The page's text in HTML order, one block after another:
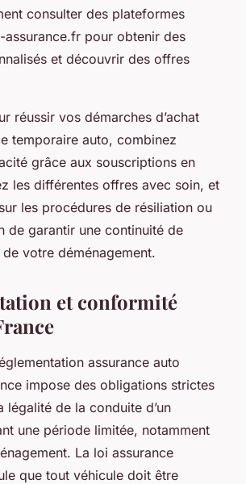
consulter des plateformes
pour obtenir des
et découvrir des offres
réussir vos démarches d’achat
temporaire auto, combinez
grâce aux souscriptions en
les différentes offres avec soin, et
les procédures de résiliation ou
de garantir une continuité de
votre déménagement.
et conformité
assurance auto
impose des obligations strictes
légalité de la conduite d’un
une période limitée, notamment
La loi assurance
que tout véhicule doit être